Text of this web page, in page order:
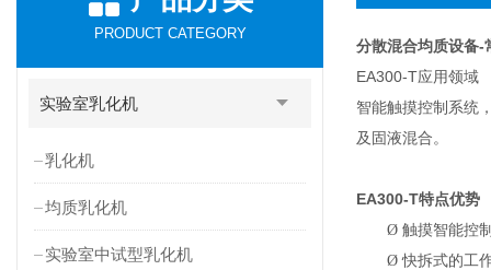
PRODUCT CATEGORY
实验室乳化机
乳化机
均质乳化机
实验室中试型乳化机
分散混合均质设备-
EA300-T应用领域
智能触摸控制系统
及固液混合。
EA300-T特点优势
Ø 触摸智能控
Ø 快拆式的工